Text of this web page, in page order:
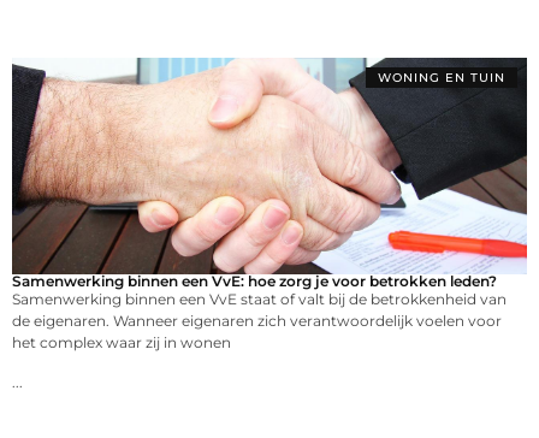
WONING EN TUIN
Samenwerking binnen een VvE: hoe zorg je voor betrokken leden?
Samenwerking binnen een VvE staat of valt bij de betrokkenheid van
de eigenaren. Wanneer eigenaren zich verantwoordelijk voelen voor
het complex waar zij in wonen